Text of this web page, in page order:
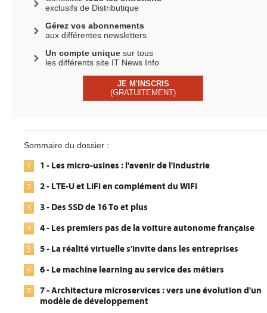
exclusifs de Distributique
Gérez vos abonnements
aux différentes newsletters
Un compte unique sur tous
les différents site IT News Info
JE M'INSCRIS
(GRATUITEMENT)
Sommaire du dossier :
1 1 - Les micro-usines : l'avenir de l'industrie
2 2 - LTE-U et LiFi en complément du WiFi
3 3 - Des SSD de 16 To et plus
4 4 - Les premiers pas de la voiture autonome française
5 5 - La réalité virtuelle s'invite dans les entreprises
6 6 - Le machine learning au service des métiers
7
7 - Architecture microservices : vers une évolution d'un
modèle de développement